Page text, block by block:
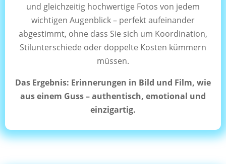
und gleichzeitig hochwertige Fotos von jedem
wichtigen Augenblick – perfekt aufeinander
abgestimmt, ohne dass Sie sich um Koordination,
Stilunterschiede oder doppelte Kosten kümmern
müssen.
Das Ergebnis: Erinnerungen in Bild und Film, wie
aus einem Guss – authentisch, emotional und
einzigartig.